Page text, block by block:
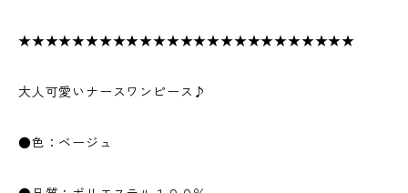
★★★★★★★★★★★★★★★★★★★★★★★★★
大人可愛いナースワンピース♪
●色：ベージュ